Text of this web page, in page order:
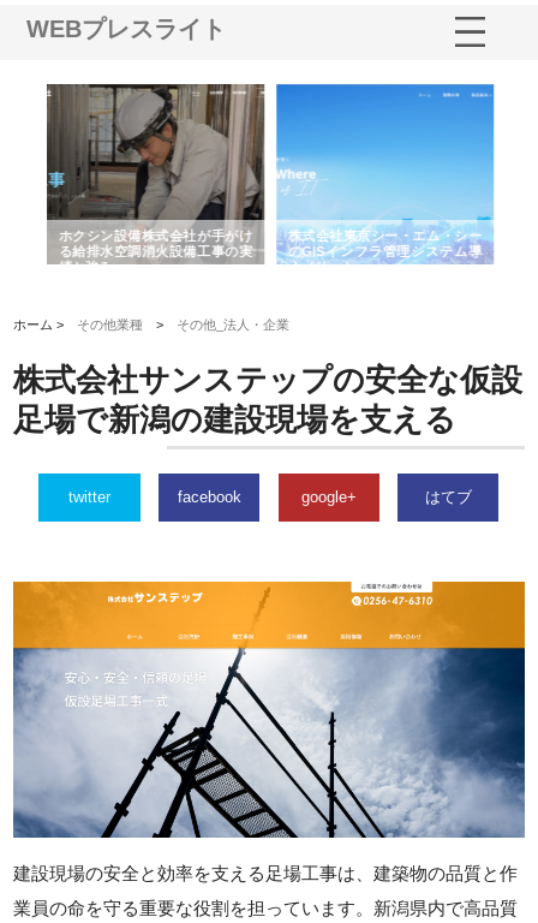
WEBプレスライト
ホクシン設備株式会社が手がけ
る給排水空調消火設備工事の実
績と強み
株式会社東京シー・エム・シー
のGISインフラ管理システム導
入メリット
ホーム > その他業種 > その他_法人・企業
株式会社サンステップの安全な仮設
足場で新潟の建設現場を支える
twitter facebook google+ はてブ
建設現場の安全と効率を支える足場工事は、建築物の品質と作
業員の命を守る重要な役割を担っています。新潟県内で高品質